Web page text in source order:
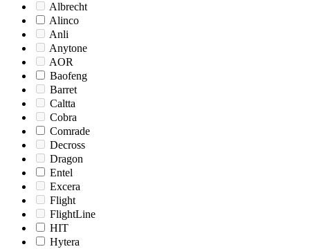
Albrecht
Alinco
Anli
Anytone
AOR
Baofeng
Barret
Caltta
Cobra
Comrade
Decross
Dragon
Entel
Excera
Flight
FlightLine
HIT
Hytera